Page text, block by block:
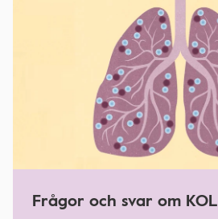
Frågor och svar om KOL